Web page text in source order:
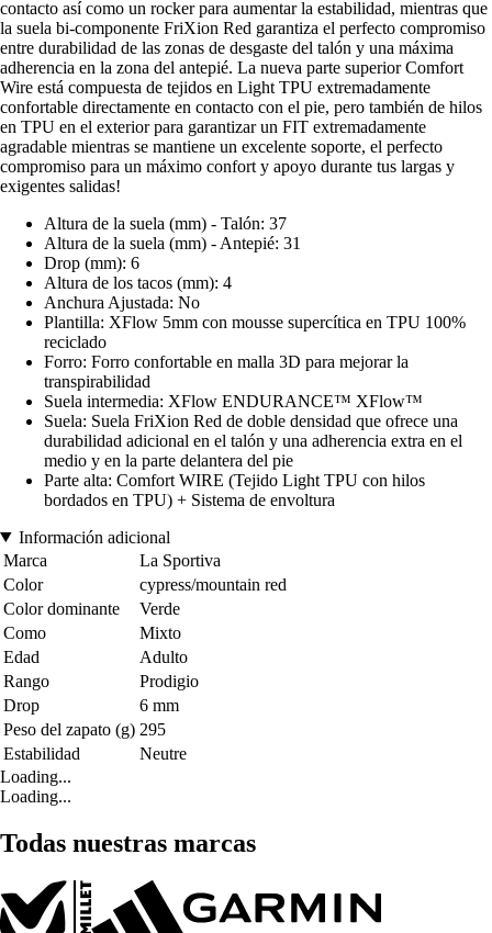
contacto así como un rocker para aumentar la estabilidad, mientras que
la suela bi-componente FriXion Red garantiza el perfecto compromiso
entre durabilidad de las zonas de desgaste del talón y una máxima
adherencia en la zona del antepié. La nueva parte superior Comfort
Wire está compuesta de tejidos en Light TPU extremadamente
confortable directamente en contacto con el pie, pero también de hilos
en TPU en el exterior para garantizar un FIT extremadamente
agradable mientras se mantiene un excelente soporte, el perfecto
compromiso para un máximo confort y apoyo durante tus largas y
exigentes salidas!
Altura de la suela (mm) - Talón: 37
Altura de la suela (mm) - Antepié: 31
Drop (mm): 6
Altura de los tacos (mm): 4
Anchura Ajustada: No
Plantilla: XFlow 5mm con mousse supercítica en TPU 100%
reciclado
Forro: Forro confortable en malla 3D para mejorar la
transpirabilidad
Suela intermedia: XFlow ENDURANCE™ XFlow™
Suela: Suela FriXion Red de doble densidad que ofrece una
durabilidad adicional en el talón y una adherencia extra en el
medio y en la parte delantera del pie
Parte alta: Comfort WIRE (Tejido Light TPU con hilos
bordados en TPU) + Sistema de envoltura
Información adicional
Marca
La Sportiva
Color
cypress/mountain red
Color dominante
Verde
Como
Mixto
Edad
Adulto
Rango
Prodigio
Drop
6 mm
Peso del zapato (g) 295
Estabilidad
Neutre
Loading...
Loading...
Todas nuestras marcas